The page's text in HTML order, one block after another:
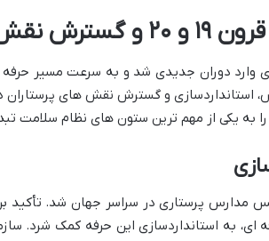
نقش ها
استانداردسازی و گسترش نقش های پرستاران
به یکی از مهم ترین ستون های نظام سلامت
مدارس پرستاری در سراسر جهان شد. تأکید
ای، به استانداردسازی این حرفه کمک شرد.